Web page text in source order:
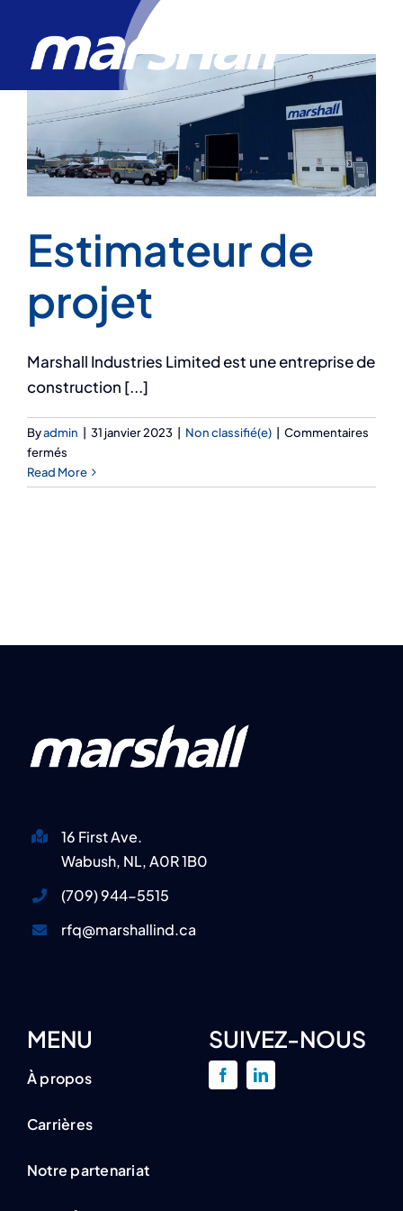
content
Estimateur de
projet
Marshall Industries Limited est une entreprise de
construction [...]
Byadmin 31 janvier 2023 Non classifié(e)
Commentaires
fermés
Estimateur
de
Read More
16 First Ave.
Wabush, NL, A0R 1B0
(709) 944-5515
rfq@marshallind.ca
MENU
À propos
Carrières
Notre partenariat
SUIVEZ-NOUS